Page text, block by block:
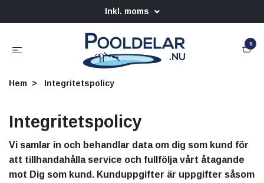
Inkl. moms
0
Hem Integritetspolicy
Integritetspolicy
Vi samlar in och behandlar data om dig som kund för
att tillhandahålla service och fullfölja vårt åtagande
mot Dig som kund. Kunduppgifter är uppgifter såsom